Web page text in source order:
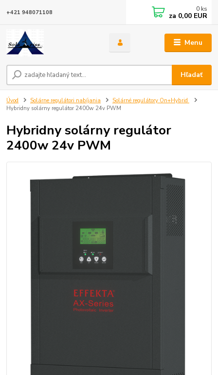
Menu
Hľadať
+421 948071108 0 ks
za 0,00 EUR
Úvod Solárne regulátori nabíjania
Solárné regulátory On+Hybrid
Hybridny solárny regulátor 2400w 24v PWM
Hybridny solárny regulátor
2400w 24v PWM